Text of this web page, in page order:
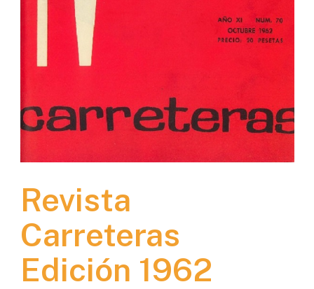
Revista
Carreteras
Edición 1962